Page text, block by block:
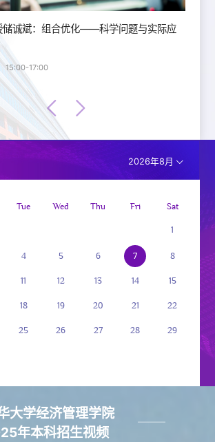
储诚斌：组合优化——科学问题与实际应
17:00
2026年8月
Tue Wed Thu Fri Sat
1
4 5 6 7 8
11 12 13 14 15
18 19 20 21 22
25 26 27 28 29
大学经济管理学院
年本科招生视频